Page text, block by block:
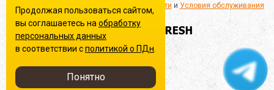
Создание сайта
Применяются
Политика конфиденциальности и Условия обслуживания
Продолжая пользоваться сайтом,
вы соглашаетесь на обработку
персональных данных
в соответствии сполитикой о ПДн
Понятно